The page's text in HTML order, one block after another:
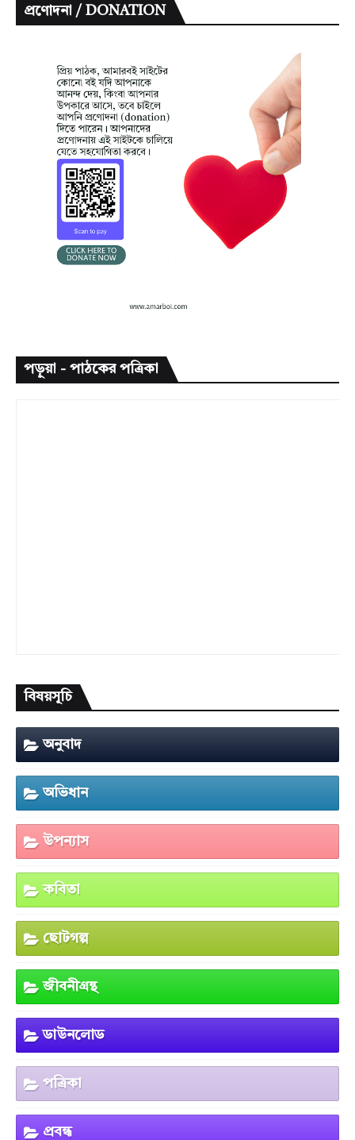
প্রণোদনা / DONATION
পড়ুয়া - পাঠকের পত্রিকা
বিষয়সূচি
অনুবাদ
অভিধান
উপন্যাস
কবিতা
ছোটগল্প
জীবনীগ্রন্থ
ডাউনলোড
পত্রিকা
প্রবন্ধ